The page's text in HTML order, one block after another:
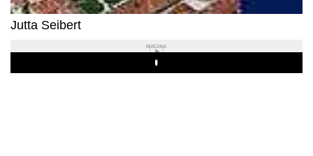
Jutta Seibert
REKLAMA
Play